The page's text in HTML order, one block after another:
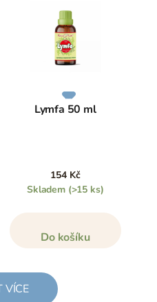
Lymfa 50 ml
154 Kč
Skladem (>15 ks)
Do košíku
VÍCE